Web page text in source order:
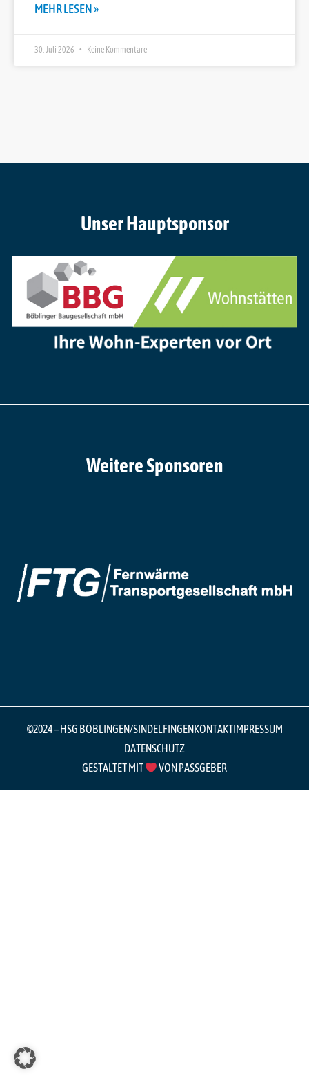
MEHR LESEN »
30. Juli 2026 Keine Kommentare
Unser Hauptsponsor
Weitere Sponsoren
©2024 – HSG BÖBLINGEN/SINDELFINGENKONTAKTIMPRESSUM
DATENSCHUTZ
GESTALTET MIT
VON PASSGEBER